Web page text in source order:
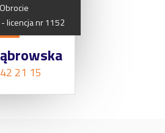
Obrocie
-licencjanr1152
21 15